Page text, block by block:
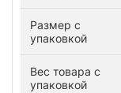
Размер с
упаковкой
Вес товара с
упаковкой